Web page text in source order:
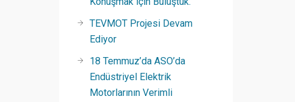
TEVMOT Projesi Devam
Ediyor
18 Temmuz’da ASO’da
Endüstriyel Elektrik
Motorlarının Verimli